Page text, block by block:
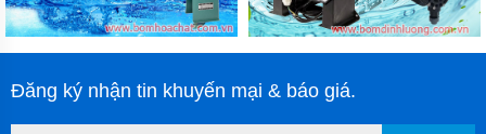
Đăng ký nhận tin khuyến mại & báo giá.